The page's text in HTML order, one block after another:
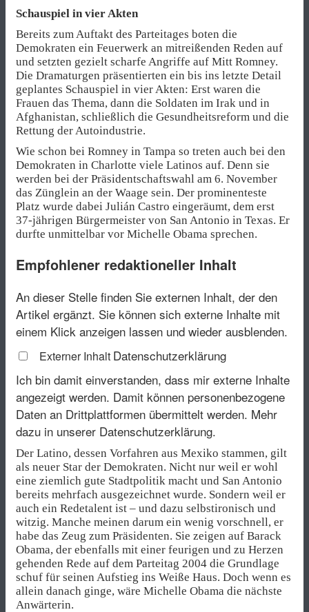
Schauspiel in vier Akten
Bereits zum Auftakt des Parteitages boten die
Demokraten ein Feuerwerk an mitreißenden Reden auf
und setzten gezielt scharfe Angriffe auf Mitt Romney.
Die Dramaturgen präsentierten ein bis ins letzte Detail
geplantes Schauspiel in vier Akten: Erst waren die
Frauen das Thema, dann die Soldaten im Irak und in
Afghanistan, schließlich die Gesundheitsreform und die
Rettung der Autoindustrie.
Wie schon bei Romney in Tampa so treten auch bei den
Demokraten in Charlotte viele Latinos auf. Denn sie
werden bei der Präsidentschaftswahl am 6. November
das Zünglein an der Waage sein. Der prominenteste
Platz wurde dabei Julián Castro eingeräumt, dem erst
37-jährigen Bürgermeister von San Antonio in Texas. Er
durfte unmittelbar vor Michelle Obama sprechen.
Empfohlener redaktioneller Inhalt
An dieser Stelle finden Sie externen Inhalt, der den
Artikel ergänzt. Sie können sich externe Inhalte mit
einem Klick anzeigen lassen und wieder ausblenden.
Externer Inhalt Datenschutzerklärung
Ich bin damit einverstanden, dass mir externe Inhalte
angezeigt werden. Damit können personenbezogene
Daten an Drittplattformen übermittelt werden. Mehr
dazu in unserer Datenschutzerklärung.
Der Latino, dessen Vorfahren aus Mexiko stammen, gilt
als neuer Star der Demokraten. Nicht nur weil er wohl
eine ziemlich gute Stadtpolitik macht und San Antonio
bereits mehrfach ausgezeichnet wurde. Sondern weil er
auch ein Redetalent ist – und dazu selbstironisch und
witzig. Manche meinen darum ein wenig vorschnell, er
habe das Zeug zum Präsidenten. Sie zeigen auf Barack
Obama, der ebenfalls mit einer feurigen und zu Herzen
gehenden Rede auf dem Parteitag 2004 die Grundlage
schuf für seinen Aufstieg ins Weiße Haus. Doch wenn es
allein danach ginge, wäre Michelle Obama die nächste
Anwärterin.